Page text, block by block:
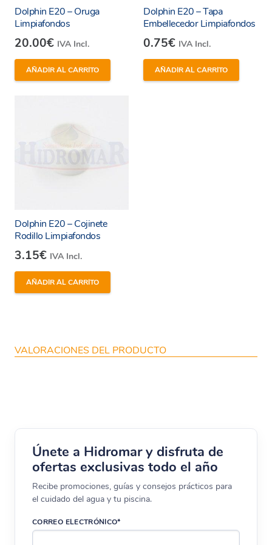
agua cristalina. ¡Haz tu pedido ahora y optimiza el
Anillo espuma (1 unidad) para limpiafondos
Dolphin.
suelo y pared.
Para formar un rodillo completo hay que
añadir:
Para la
rodillo.
Para la
limpiafondos Maytronics:
ACTIVE 5 | DOLPHIN ACTIVE CLASSIC |
DOLPHIN DELUXE ACTIVE LIBERTY | DOLPHIN
APOGON BC | DOLPHIN APOGON CC |
DOLPHIN DYNAMIC PLUS | DOLPHIN
DOLPHIN ULTRAKLEEN | DOLPHIN MASTER
Dolphin E20 – Oruga
Limpiafondos
20.00€ IVA Incl.
AÑADIR AL CARRITO
Dolphin E20 – Tapa
Embellecedor Limpiafondos
0.75€ IVA Incl.
AÑADIR AL CARRITO
Dolphin E20 – Cojinete
Rodillo Limpiafondos
3.15€ IVA Incl.
AÑADIR AL CARRITO
VALORACIONES DEL PRODUCTO
Únete a Hidromar y disfruta de
ofertas exclusivas todo el año
Recibe promociones, guías y consejos prácticos para
el cuidado del agua y tu piscina.
CORREO ELECTRÓNICO*